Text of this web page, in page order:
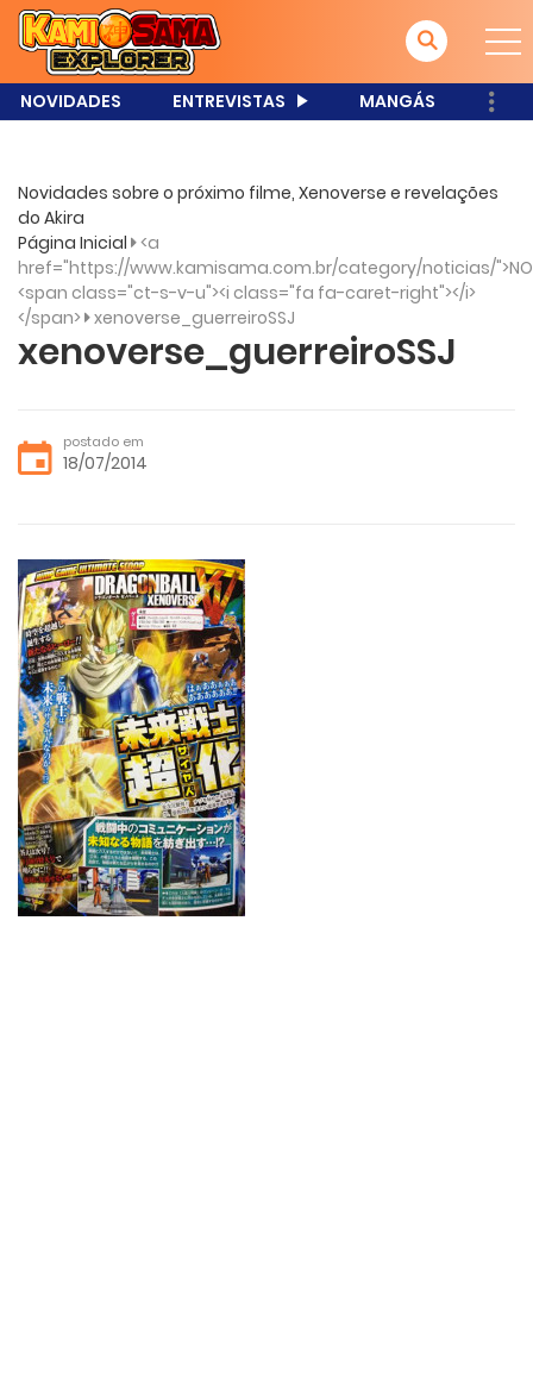
NOVIDADES ENTREVISTAS MANGÁS
Novidades sobre o próximo filme, Xenoverse e revelações
do Akira
Página Inicial <a
href="https://www.kamisama.com.br/category/noticias/
<span class="ct-s-v-u"><i class="fa fa-caret-right"></i>
</span> xenoverse_guerreiroSSJ
xenoverse_guerreiroSSJ
postado em
18/07/2014